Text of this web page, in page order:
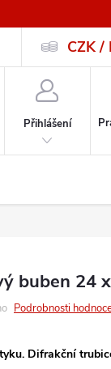
pro kupujícíCZK /
Přihlášení
buben 24
Podrobnosti
Difrakční